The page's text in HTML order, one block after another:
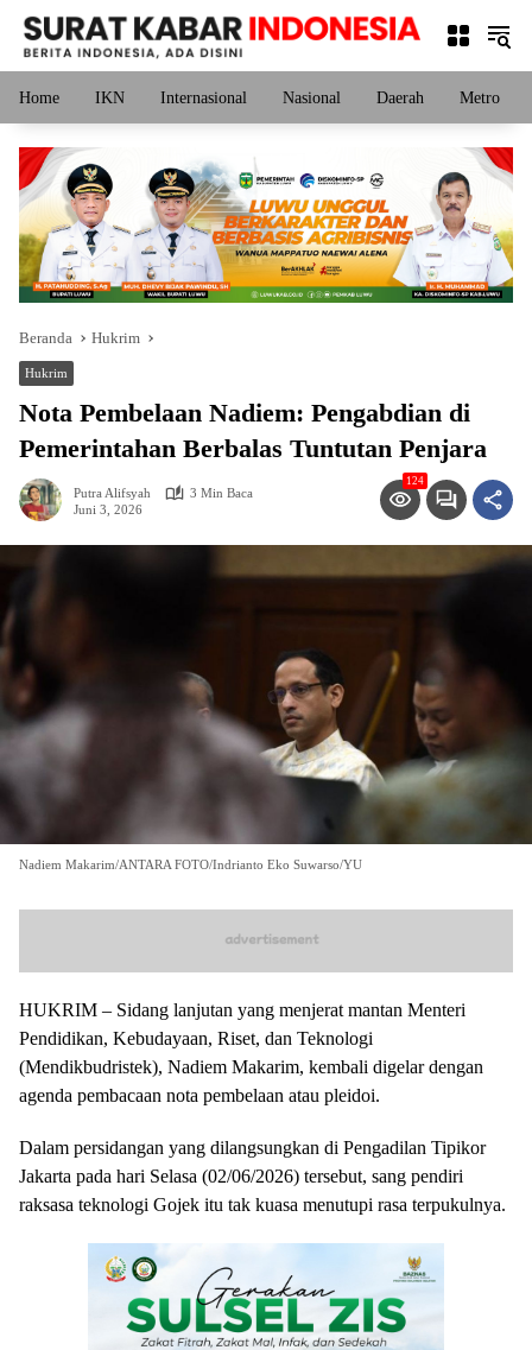
Langsung
konten
Home IKN Internasional Nasional Daerah Metro
Beranda Hukrim
Hukrim
Nota Pembelaan Nadiem: Pengabdian di
Pemerintahan Berbalas Tuntutan Penjara
Putra Alifsyah
3 Min Baca
Juni 3, 2026
124
Nadiem Makarim/ANTARA FOTO/Indrianto Eko Suwarso/YU
HUKRIM – Sidang lanjutan yang menjerat mantan Menteri
Pendidikan, Kebudayaan, Riset, dan Teknologi
(Mendikbudristek), Nadiem Makarim, kembali digelar dengan
agenda pembacaan nota pembelaan atau pleidoi.
Dalam persidangan yang dilangsungkan di Pengadilan Tipikor
Jakarta pada hari Selasa (02/06/2026) tersebut, sang pendiri
raksasa teknologi Gojek itu tak kuasa menutupi rasa terpukulnya.